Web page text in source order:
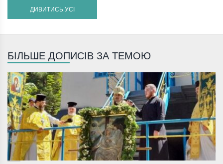
ДИВИТИСЬ УСІ
БІЛЬШЕ ДОПИСІВ ЗА ТЕМОЮ